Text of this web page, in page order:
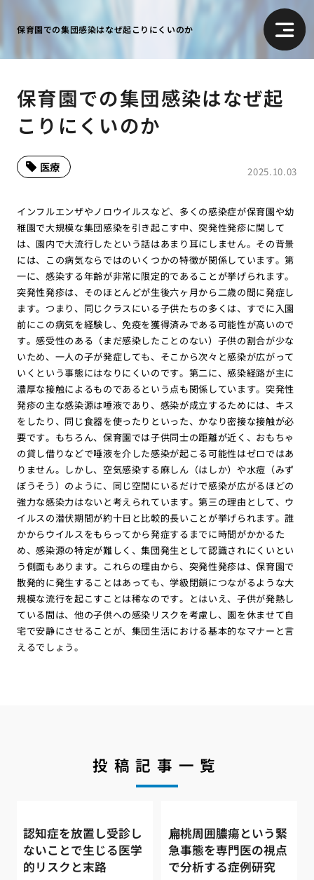
保育園での集団感染はなぜ起こりにくいのか
保育園での集団感染はなぜ起
こりにくいのか
2025.10.03
医療
インフルエンザやノロウイルスなど、多くの感染症が保育園や幼
稚園で大規模な集団感染を引き起こす中、突発性発疹に関して
は、園内で大流行したという話はあまり耳にしません。その背景
には、この病気ならではのいくつかの特徴が関係しています。第
一に、感染する年齢が非常に限定的であることが挙げられます。
突発性発疹は、そのほとんどが生後六ヶ月から二歳の間に発症し
ます。つまり、同じクラスにいる子供たちの多くは、すでに入園
前にこの病気を経験し、免疫を獲得済みである可能性が高いので
す。感受性のある（まだ感染したことのない）子供の割合が少な
いため、一人の子が発症しても、そこから次々と感染が広がって
いくという事態にはなりにくいのです。第二に、感染経路が主に
濃厚な接触によるものであるという点も関係しています。突発性
発疹の主な感染源は唾液であり、感染が成立するためには、キス
をしたり、同じ食器を使ったりといった、かなり密接な接触が必
要です。もちろん、保育園では子供同士の距離が近く、おもちゃ
の貸し借りなどで唾液を介した感染が起こる可能性はゼロではあ
りません。しかし、空気感染する麻しん（はしか）や水痘（みず
ぼうそう）のように、同じ空間にいるだけで感染が広がるほどの
強力な感染力はないと考えられています。第三の理由として、ウ
イルスの潜伏期間が約十日と比較的長いことが挙げられます。誰
かからウイルスをもらってから発症するまでに時間がかかるた
め、感染源の特定が難しく、集団発生として認識されにくいとい
う側面もあります。これらの理由から、突発性発疹は、保育園で
散発的に発生することはあっても、学級閉鎖につながるような大
規模な流行を起こすことは稀なのです。とはいえ、子供が発熱し
ている間は、他の子供への感染リスクを考慮し、園を休ませて自
宅で安静にさせることが、集団生活における基本的なマナーと言
えるでしょう。
投稿記事一覧
認知症を放置し受診し
ないことで生じる医学
的リスクと末路
扁桃周囲膿瘍という緊
急事態を専門医の視点
で分析する症例研究